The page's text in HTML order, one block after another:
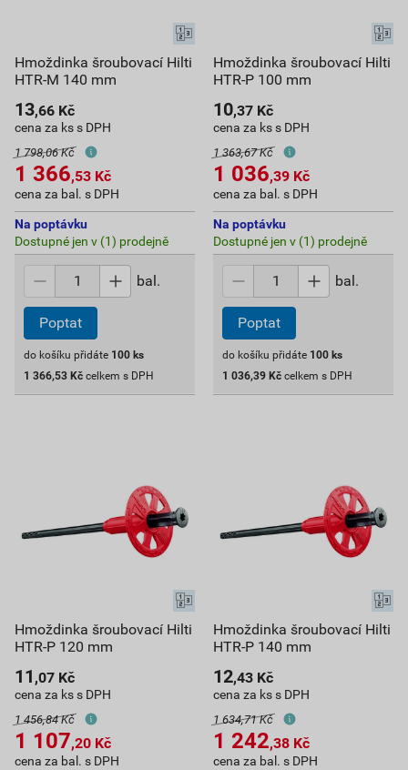
Hmoždinka šroubovací Hilti
HTR-M 140 mm
13,66 Kč
cena za ks s DPH
1 798,06 Kč
1 366,53 Kč
cena za bal. s DPH
Na poptávku
Dostupné jen v (1) prodejně
bal.
Poptat
do košíku přidáte 100 ks
1 366,53 Kč celkem s DPH
Hmoždinka šroubovací Hilti
HTR-P 100 mm
10,37 Kč
cena za ks s DPH
1 363,67 Kč
1 036,39 Kč
cena za bal. s DPH
Na poptávku
Dostupné jen v (1) prodejně
bal.
Poptat
do košíku přidáte 100 ks
1 036,39 Kč celkem s DPH
Hmoždinka šroubovací Hilti
HTR-P 120 mm
11 ,07 Kč
cena za ks s DPH
1 456,84 Kč
1 107,20 Kč
cena za bal. s DPH
Hmoždinka šroubovací Hilti
HTR-P 140 mm
12,43 Kč
cena za ks s DPH
1 634,71 Kč
1 242,38 Kč
cena za bal. s DPH